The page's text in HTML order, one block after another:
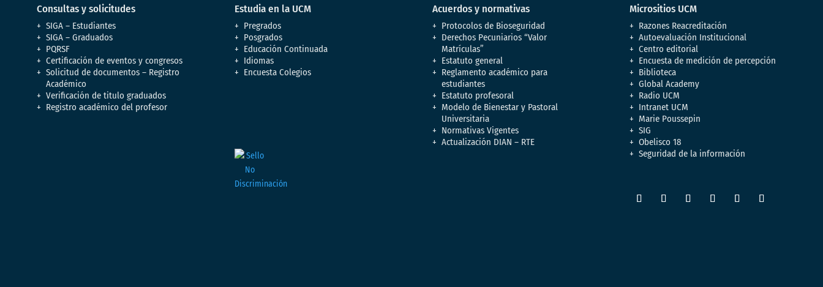
Consultas y solicitudes
SIGA – Estudiantes
SIGA – Graduados
PQRSF
Certificación de eventos y congresos
Solicitud de documentos – Registro
Académico
Verificación de titulo graduados
Registro académico del profesor
Estudia en la UCM
Pregrados
Posgrados
Educación Continuada
Idiomas
Encuesta Colegios
Acuerdos y normativas
Protocolos de Bioseguridad
Derechos Pecuniarios “Valor
Matrículas”
Estatuto general
Reglamento académico para
estudiantes
Estatuto profesoral
Modelo de Bienestar y Pastoral
Universitaria
Normativas Vigentes
Actualización DIAN – RTE
Micrositios UCM
Razones Reacreditación
Autoevaluación Institucional
Centro editorial
Encuesta de medición de percepción
Biblioteca
Global Academy
Radio UCM
Intranet UCM
Marie Poussepin
SIG
Obelisco 18
Seguridad de la información